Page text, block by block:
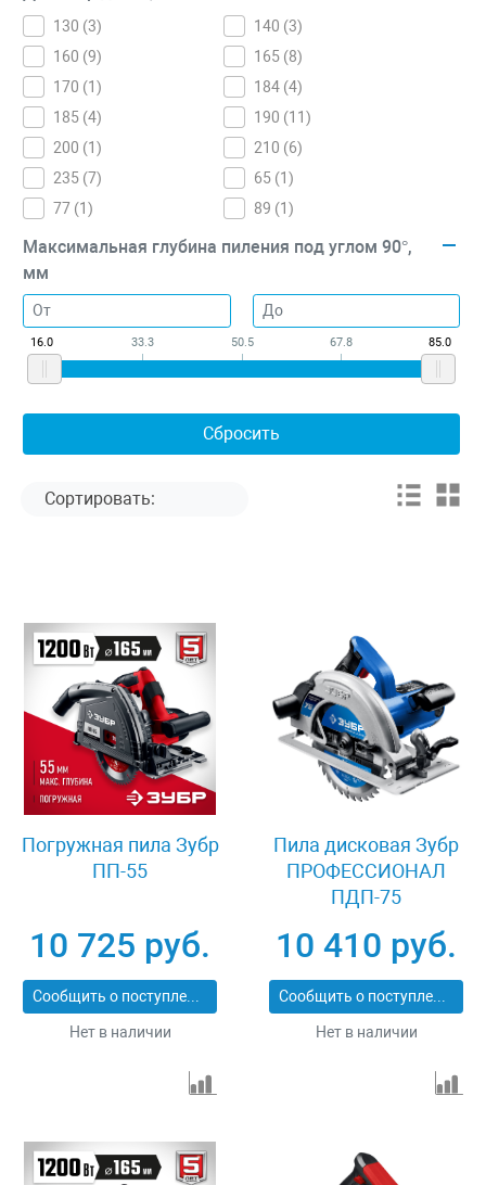
130 (3) 140 (3)
160 (9) 165 (8)
170 (1 ) 184 (4)
185 (4) 190 (11)
200 (1 ) 210 (6)
235 (7) 65 (1)
77 (1 ) 89 (1)
Максимальная глубина пиления под углом 90°,
мм
16.0 33.3 50.5 67.8 85.0
Погружная пила Зубр
ПП-55
10 725 руб.
Сообщить о поступлении
Нет в наличии
Пила дисковая Зубр
ПРОФЕССИОНАЛ
ПДП-75
10 410 руб.
Сообщить о поступлении
Нет в наличии